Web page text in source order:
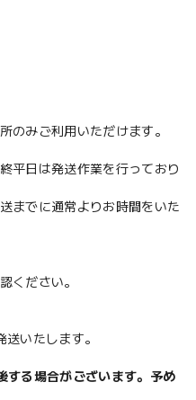
のみご利用いただけます。
平日は発送作業を行っており
までに通常よりお時間をいた
ください。
いたします。
する場合がございます。予め